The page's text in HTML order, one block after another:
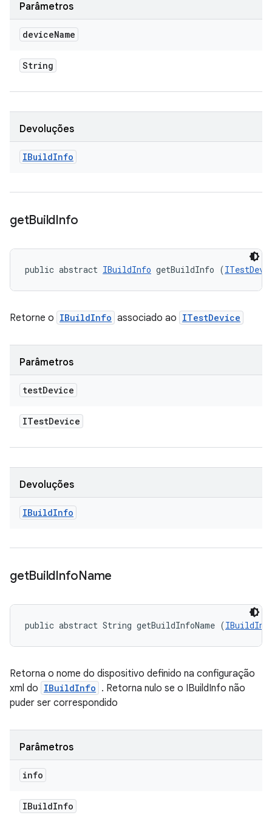
Parâmetros
deviceName
String
Devoluções
IBuildInfo
getBuildInfo
public abstract IBuildInfo getBuildInfo (
Retorne o IBuildInfo associado ao ITestDevice
Parâmetros
testDevice
ITestDevice
Devoluções
IBuildInfo
getBuildInfoName
public abstract String getBuildInfoName (
Retorna o nome do dispositivo definido na configuração
xml do IBuildInfo . Retorna nulo se o IBuildInfo não
puder ser correspondido
Parâmetros
info
IBuildInfo